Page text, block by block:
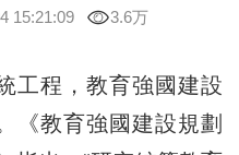
15:21:09 3.6万
程，教育強國建設
《教育強國建設規劃